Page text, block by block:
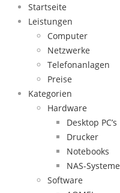
Startseite
Leistungen
Computer
Netzwerke
Telefonanlagen
Preise
Kategorien
Hardware
Desktop PC’s
Drucker
Notebooks
NAS-Systeme
Software